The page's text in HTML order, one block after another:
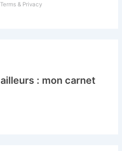
Terms& Privacy
: mon carnet